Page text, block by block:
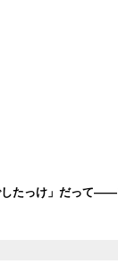
したっけ」だって